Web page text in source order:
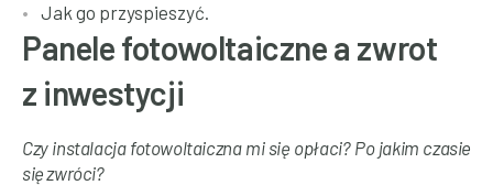
Jak go przyspieszyć.
Panele fotowoltaiczne a zwrot
z inwestycji
Czy instalacja fotowoltaiczna mi się opłaci? Po jakim czasie
się zwróci?